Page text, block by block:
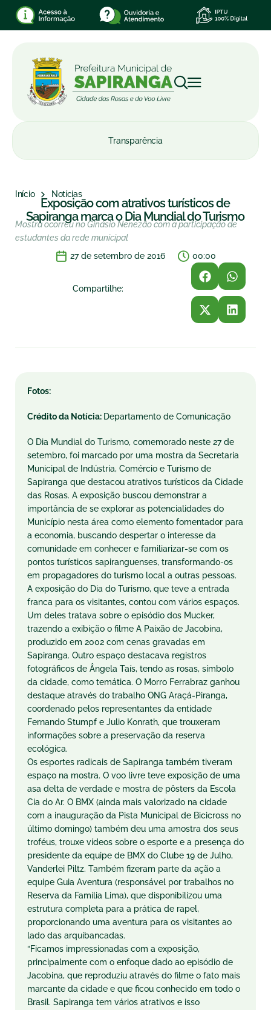
Transparência
Início Notícias
Exposição com atrativos turísticos de
Sapiranga marca o Dia Mundial do Turismo
Mostra ocorreu no Ginásio Nenezão com a participação de
estudantes da rede municipal
27 de setembro de 2016
00:00
Compartilhe:
Fotos:
Crédito da Notícia: Departamento de Comunicação
O Dia Mundial do Turismo, comemorado neste 27 de
setembro, foi marcado por uma mostra da Secretaria
Municipal de Indústria, Comércio e Turismo de
Sapiranga que destacou atrativos turísticos da Cidade
das Rosas. A exposição buscou demonstrar a
importância de se explorar as potencialidades do
Município nesta área como elemento fomentador para
a economia, buscando despertar o interesse da
comunidade em conhecer e familiarizar-se com os
pontos turísticos sapiranguenses, transformando-os
em propagadores do turismo local a outras pessoas.
A exposição do Dia do Turismo, que teve a entrada
franca para os visitantes, contou com vários espaços.
Um deles tratava sobre o episódio dos Mucker,
trazendo a exibição o filme A Paixão de Jacobina,
produzido em 2002 com cenas gravadas em
Sapiranga. Outro espaço destacava registros
fotográficos de Ângela Taís, tendo as rosas, símbolo
da cidade, como temática. O Morro Ferrabraz ganhou
destaque através do trabalho ONG Araçá-Piranga,
coordenado pelos representantes da entidade
Fernando Stumpf e Julio Konrath, que trouxeram
informações sobre a preservação da reserva
ecológica.
Os esportes radicais de Sapiranga também tiveram
espaço na mostra. O voo livre teve exposição de uma
asa delta de verdade e mostra de pôsters da Escola
Cia do Ar. O BMX (ainda mais valorizado na cidade
com a inauguração da Pista Municipal de Bicicross no
último domingo) também deu uma amostra dos seus
troféus, trouxe vídeos sobre o esporte e a presença do
presidente da equipe de BMX do Clube 19 de Julho,
Vanderlei Piltz. Também fizeram parte da ação a
equipe Guia Aventura (responsável por trabalhos no
Reserva da Família Lima), que disponibilizou uma
estrutura completa para a prática de rapel,
proporcionando uma aventura para os visitantes ao
lado das arquibancadas.
“Ficamos impressionadas com a exposição,
principalmente com o enfoque dado ao episódio de
Jacobina, que reproduziu através do filme o fato mais
marcante da cidade e que ficou conhecido em todo o
Brasil. Sapiranga tem vários atrativos e isso